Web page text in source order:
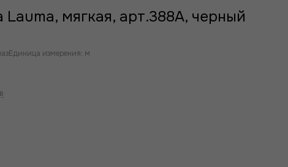
Lauma, мягкая, арт.388А, черный
Единица измерения: м